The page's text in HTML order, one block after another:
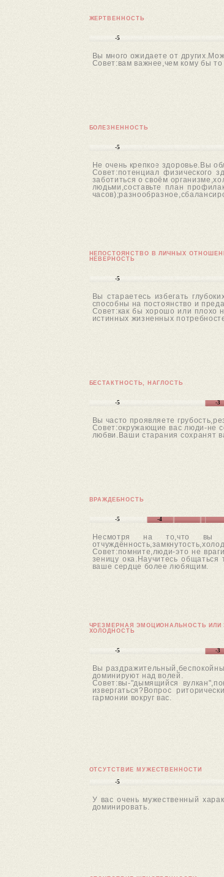
ЖЕРТВЕННОСТЬ
-5
Вы много ожидаете от
Совет:вам важнее,чем кому бы
БОЛЕЗНЕННОСТЬ
-5
Не очень крепкое здоровье.Вы
Совет:потенциал физического
заботиться о своём
людьми,составьте план
НЕПОСТОЯНСТВО В ЛИЧНЫХ
НЕВЕРНОСТЬ
-5
Вы стараетесь избегать
способны на постоянство и
Совет:как бы хорошо или плохо
истинных жизненных
БЕСТАКТНОСТЬ, НАГЛОСТЬ
-5 -3
Вы часто проявляете
Совет:окружающие вас люди-не
любви.Ваши старания сохранят
ВРАЖДЕБНОСТЬ
-5 -4
Несмотря на то,что вы
Совет:помните,люди-это не
зеницу ока.Научитесь
ваше сердце более любящим.
ЧРЕЗМЕРНАЯ ЭМОЦИОНАЛЬНОСТЬ ИЛИ
ХОЛОДНОСТЬ
-5 -3
Вы
доминируют над волей.
Совет:вы-"дымящийся
извергаться?Вопрос
гармонии вокруг вас.
ОТСУТСТВИЕ МУЖЕСТВЕННОСТИ
-5
У вас очень мужественный
доминировать.